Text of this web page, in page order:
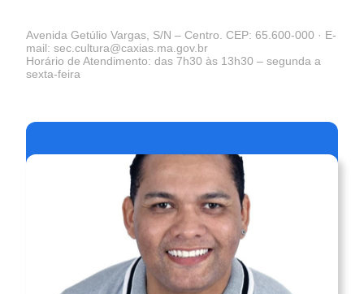
Avenida Getúlio Vargas, S/N – Centro. CEP: 65.600-000 · E-
mail: sec.cultura@caxias.ma.gov.br
Horário de Atendimento: das 7h30 às 13h30 – segunda a
sexta-feira